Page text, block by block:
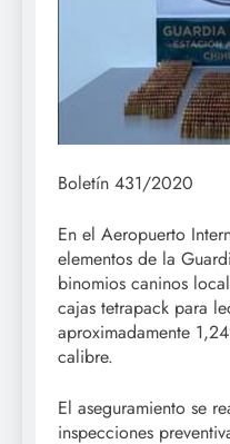
Boletín 431/2020
En el Aeropuerto
elementos de la
binomios caninos
cajas tetrapack para
aproximadamente
calibre.
El aseguramiento se
inspecciones